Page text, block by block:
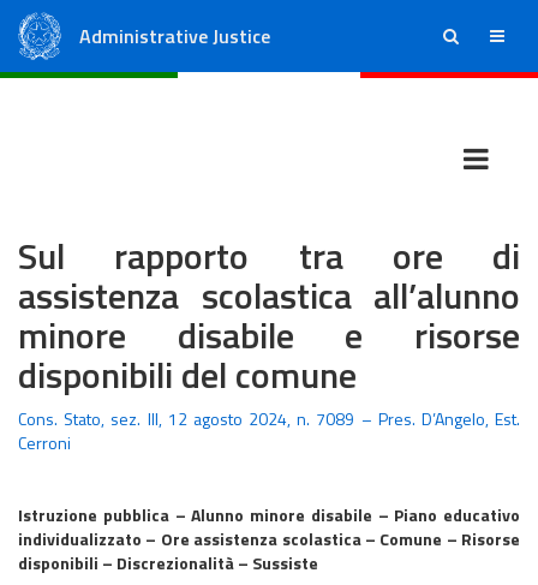
Administrative Justice ricerca menu
Sul rapporto tra ore di
assistenza scolastica all’alunno
minore disabile e risorse
disponibili del comune
Cons. Stato, sez. III, 12 agosto 2024, n. 7089 – Pres. D’Angelo, Est.
Cerroni
Istruzione pubblica – Alunno minore disabile – Piano educativo
individualizzato – Ore assistenza scolastica – Comune – Risorse
disponibili – Discrezionalità – Sussiste